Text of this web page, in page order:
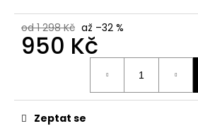
od 1 298 Kč až –32 %
950 Kč
Zeptat se
u
č
u
e